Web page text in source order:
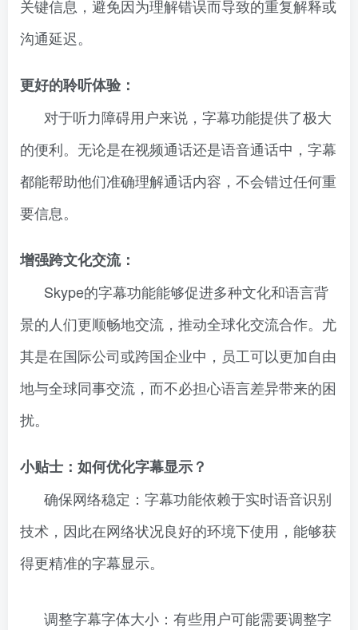
关键信息，避免因为理解错误而导致的重复解释或
沟通延迟。
更好的聆听体验：
对于听力障碍用户来说，字幕功能提供了极大
的便利。无论是在视频通话还是语音通话中，字幕
都能帮助他们准确理解通话内容，不会错过任何重
要信息。
增强跨文化交流：
Skype的字幕功能能够促进多种文化和语言背
景的人们更顺畅地交流，推动全球化交流合作。尤
其是在国际公司或跨国企业中，员工可以更加自由
地与全球同事交流，而不必担心语言差异带来的困
扰。
小贴士：如何优化字幕显示？
确保网络稳定：字幕功能依赖于实时语音识别
技术，因此在网络状况良好的环境下使用，能够获
得更精准的字幕显示。
调整字幕字体大小：有些用户可能需要调整字